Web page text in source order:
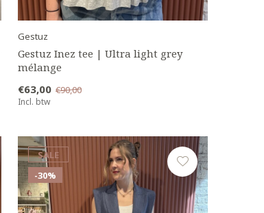
Gestuz
Gestuz Inez tee | Ultra light grey
mélange
€63,00 €90,00
Incl. btw
SALE
-30%